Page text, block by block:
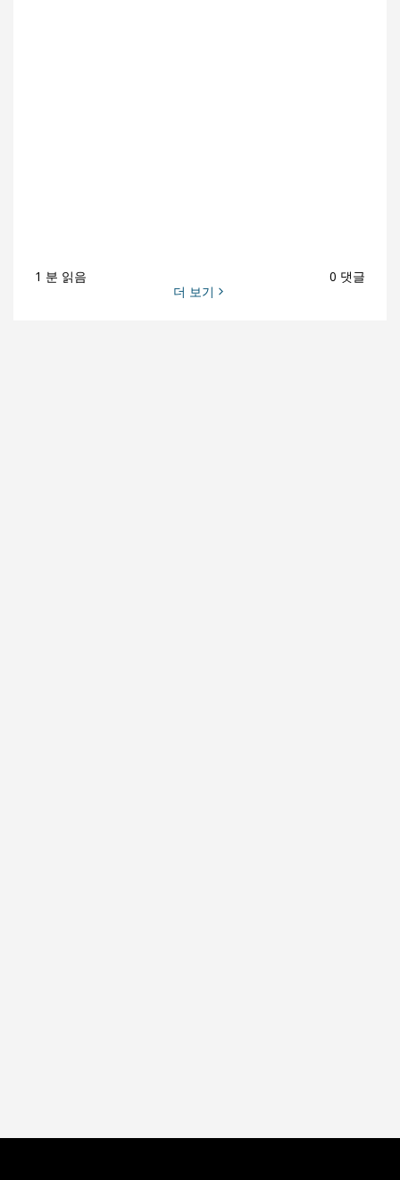
1 분 읽음
0 댓글
더 보기